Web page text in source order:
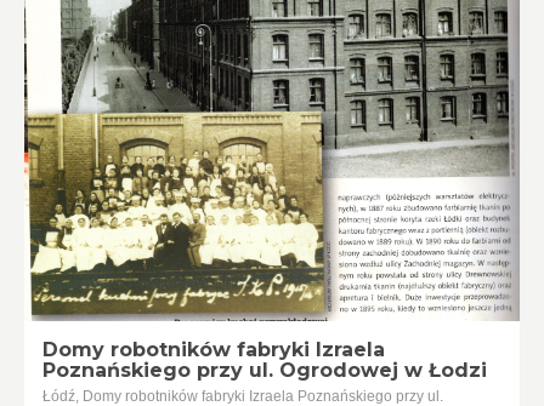
Domy robotników fabryki Izraela
Poznańskiego przy ul. Ogrodowej w Łodzi
Łódź, Domy robotników fabryki Izraela Poznańskiego przy ul.